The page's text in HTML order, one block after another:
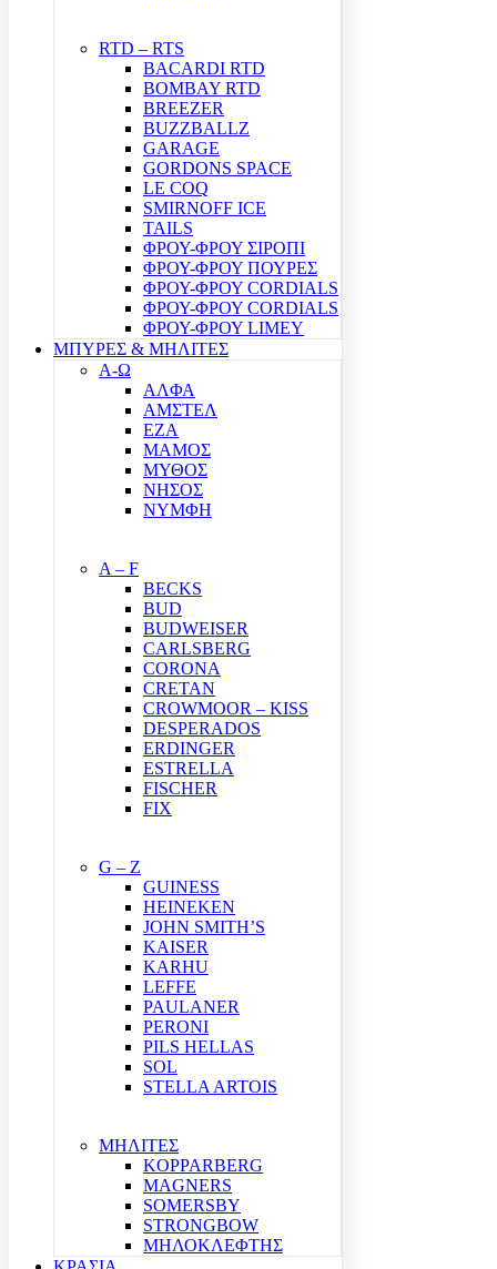
RTD – RTS
BACARDI RTD
BOMBAY RTD
BREEZER
BUZZBALLZ
GARAGE
GORDONS SPACE
LE COQ
SMIRNOFF ICE
TAILS
ΦΡΟΥ-ΦΡΟΥ ΣΙΡΟΠΙ
ΦΡΟΥ-ΦΡΟΥ ΠΟΥΡΕΣ
ΦΡΟΥ-ΦΡΟΥ CORDIALS
ΦΡΟΥ-ΦΡΟΥ CORDIALS
ΦΡΟΥ-ΦΡΟΥ LIMEY
ΜΠΥΡΕΣ & ΜΗΛΙΤΕΣ
Α-Ω
ΑΛΦΑ
ΑΜΣΤΕΛ
ΕΖΑ
ΜΑΜΟΣ
ΜΥΘΟΣ
ΝΗΣΟΣ
ΝΥΜΦΗ
A – F
BECKS
BUD
BUDWEISER
CARLSBERG
CORONA
CRETAN
CROWMOOR – KISS
DESPERADOS
ERDINGER
ESTRELLA
FISCHER
FIX
G – Z
GUINESS
HEINEKEN
JOHN SMITH’S
KAISER
KARHU
LEFFE
PAULANER
PERONI
PILS HELLAS
SOL
STELLA ARTOIS
ΜΗΛΙΤΕΣ
KOPPARBERG
MAGNERS
SOMERSBY
STRONGBOW
ΜΗΛΟΚΛΕΦΤΗΣ